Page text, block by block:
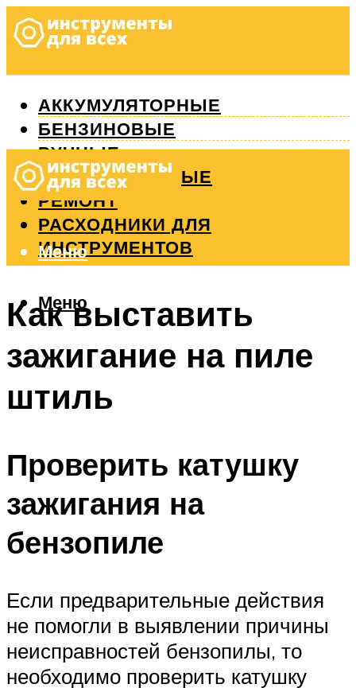
АККУМУЛЯТОРНЫЕ
БЕНЗИНОВЫЕ
РУЧНЫЕ
ИЗМЕРИТЕЛЬНЫЕ
РЕМОНТ
РАСХОДНИКИ ДЛЯ
ИНСТРУМЕНТОВ
Меню
Меню
Как выставить
зажигание на пиле
штиль
Проверить катушку
зажигания на
бензопиле
Если предварительные действия
не помогли в выявлении причины
неисправностей бензопилы, то
необходимо проверить катушку